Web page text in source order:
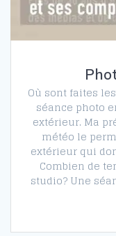
Où sont faites
séance photo
extérieur. Ma
météo le
extérieur qui
Combien de
studio? Une